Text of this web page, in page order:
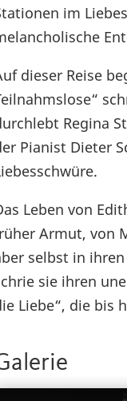
im
dieser Reise
Regina
Pianist Dieter
Leben von
Armut, von
selbst in
sie ihren
Liebe“, die bis